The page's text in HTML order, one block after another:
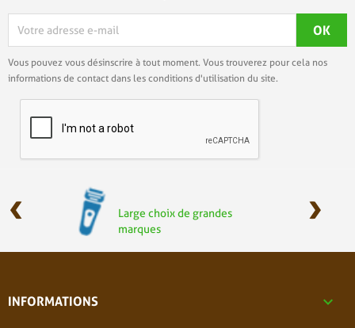
Vous pouvez vous désinscrire à tout moment. Vous trouverez pour cela nos
informations de contact dans les conditions d'utilisation du site.
Large choix de grandes
marques
‹ ›
INFORMATIONS 